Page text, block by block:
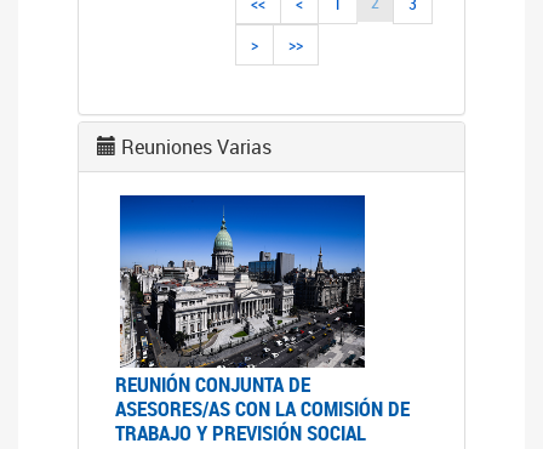
>
>>
Reuniones Varias
REUNIÓN CONJUNTA DE
ASESORES/AS CON LA COMISIÓN DE
TRABAJO Y PREVISIÓN SOCIAL